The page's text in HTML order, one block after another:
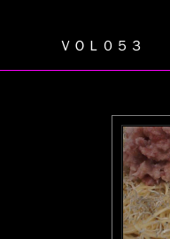
ＶＯＬ０５３